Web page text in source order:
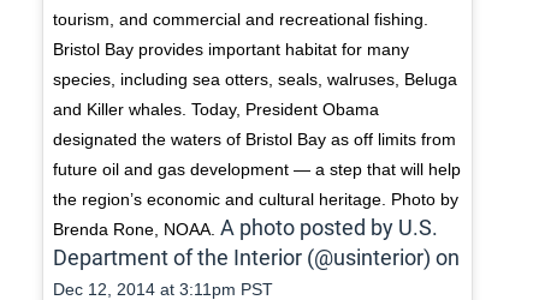
tourism, and commercial and recreational fishing.
Bristol Bay provides important habitat for many
species, including sea otters, seals, walruses, Beluga
and Killer whales. Today, President Obama
designated the waters of Bristol Bay as off limits from
future oil and gas development — a step that will help
the region’s economic and cultural heritage. Photo by
Brenda Rone, NOAA. A photo posted by U.S.
Department of the Interior (@usinterior) on
Dec 12, 2014 at 3:11pm PST